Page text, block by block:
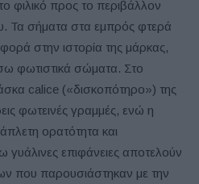
φιλικό προς το περιβάλλον
Τα σήματα στα εμπρός φτερά
στην ιστορία της μάρκας,
φωτιστικά σώματα. Στο
calice («δισκοπότηρο») της
φωτεινές γραμμές, ενώ η
ορατότητα και
γυάλινες επιφάνειες αποτελούν
που παρουσιάστηκαν με την